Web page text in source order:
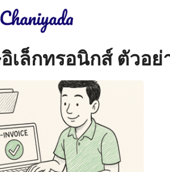
เล็กทรอนิกส์ ตัวอย่